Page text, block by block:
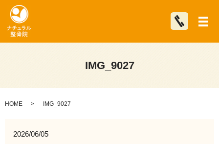
メ
IMG_9027
HOME IMG_9027
2026/06/05